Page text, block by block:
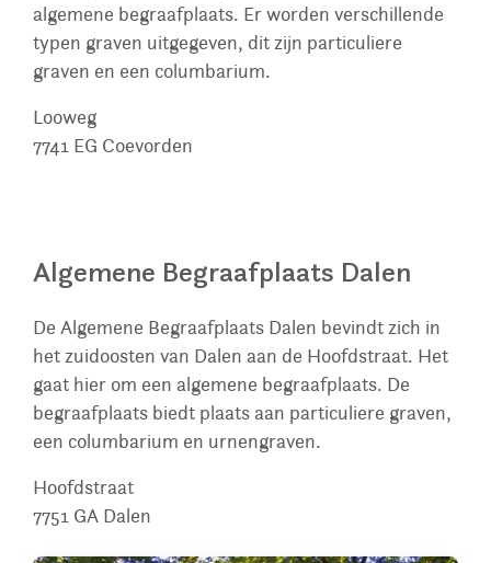
algemene begraafplaats. Er worden verschillende
typen graven uitgegeven, dit zijn particuliere
graven en een columbarium.
Looweg
7741 EG Coevorden
Algemene Begraafplaats Dalen
De Algemene Begraafplaats Dalen bevindt zich in
het zuidoosten van Dalen aan de Hoofdstraat. Het
gaat hier om een algemene begraafplaats. De
begraafplaats biedt plaats aan particuliere graven,
een columbarium en urnengraven.
Hoofdstraat
7751 GA Dalen